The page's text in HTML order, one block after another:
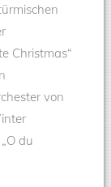
Christmas“
von
du